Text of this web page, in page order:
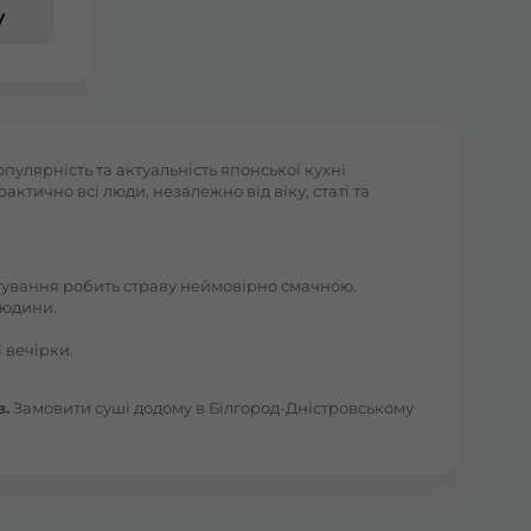
та актуальність японської кухні
всі люди, незалежно від віку, статі та
робить страву неймовірно смачною.
Замовити суші додому в Білгород-Дністровському